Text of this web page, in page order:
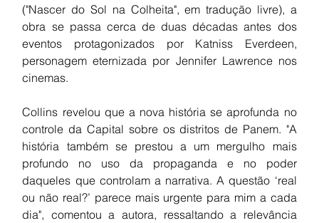
("Nascer do Sol na Colheita", em tradução livre), a
obra se passa cerca de duas décadas antes dos
eventos protagonizados por Katniss Everdeen,
personagem eternizada por Jennifer Lawrence nos
cinemas.
Collins revelou que a nova história se aprofunda no
controle da Capital sobre os distritos de Panem. "A
história também se prestou a um mergulho mais
profundo no uso da propaganda e no poder
daqueles que controlam a narrativa. A questão ‘real
ou não real?’ parece mais urgente para mim a cada
dia", comentou a autora, ressaltando a relevância